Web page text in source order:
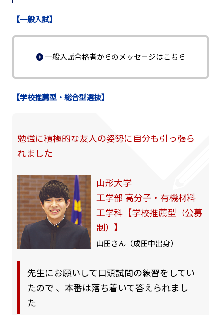
【一般入試】
一般入試合格者からのメッセージはこちら
【学校推薦型・総合型選抜】
勉強に積極的な友人の姿勢に自分も引っ張ら
れました
山形大学
工学部 高分子・有機材料
工学科【学校推薦型（公募
制）】
山田さん（成田中出身）
先生にお願いして口頭試問の練習をしてい
たので 、本番は落ち着いて答えられまし
た